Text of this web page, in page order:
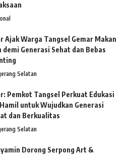
Ajak Warga Tangsel Gemar Makan
demi Generasi Sehat dan Bebas
Selatan
Pemkot Tangsel Perkuat Edukasi
untuk Wujudkan Generasi
dan Berkualitas
Selatan
Dorong Serpong Art &